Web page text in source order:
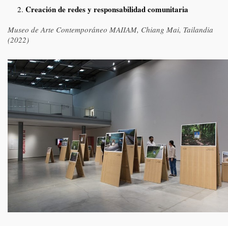
Creación de redes y responsabilidad comunitaria
Museo de Arte Contemporáneo MAIIAM, Chiang Mai, Tailandia
(2022)